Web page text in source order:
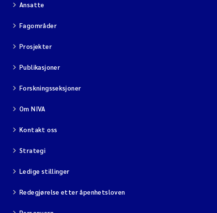
Ansatte
Fagområder
Prosjekter
Publikasjoner
Forskningsseksjoner
Om NIVA
Kontakt oss
Strategi
Ledige stillinger
Redegjørelse etter åpenhetsloven